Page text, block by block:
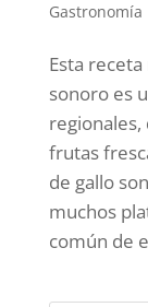
Gastronomía
Esta
sonoro es
frutas
de gallo
muchos
común de